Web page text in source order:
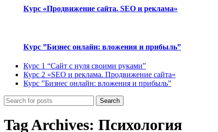
Курс «Продвижение сайта. SEO и реклама»
Курс ”Бизнес онлайн: вложения и прибыль”
Курс 1 “Сайт с нуля своими руками”
Курс 2 «SEO и реклама. Продвижение сайта»
Курс ”Бизнес онлайн: вложения и прибыль”
Search
Tag Archives: Психология